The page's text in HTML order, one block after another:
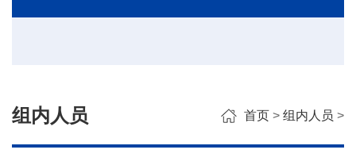
组内人员 首页 > 组内人员 >